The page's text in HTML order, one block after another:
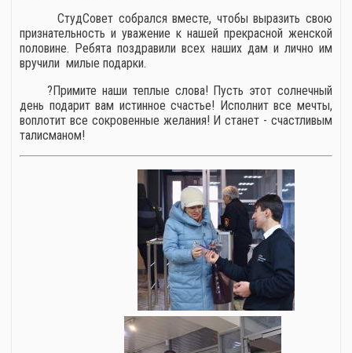
СтудСовет собрался вместе, чтобы выразить свою
признательность и уважение к нашей прекрасной женской
половине. Ребята поздравили всех наших дам и лично им
вручили милые подарки.
?Примите наши теплые слова! Пусть этот солнечный
день подарит вам истинное счастье! Исполнит все мечты,
воплотит все сокровенные желания! И станет - счастливым
талисманом!